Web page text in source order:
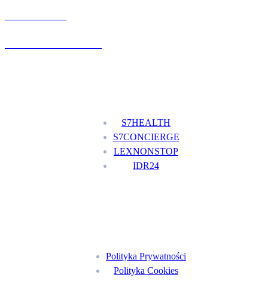
S7HEALTH
S7CONCIERGE
LEXNONSTOP
IDR24
Polityka Prywatności
Polityka Cookies